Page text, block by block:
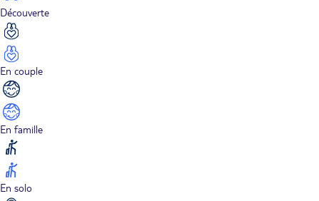
Découverte
En couple
En famille
En solo